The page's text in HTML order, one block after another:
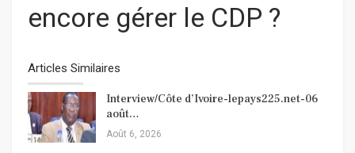
encore gérer le CDP ?
Articles Similaires
Interview/Côte d’Ivoire-lepays225.net-06
août…
Août 6, 2026